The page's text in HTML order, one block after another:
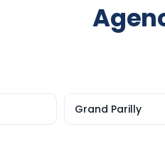
Grand Parilly